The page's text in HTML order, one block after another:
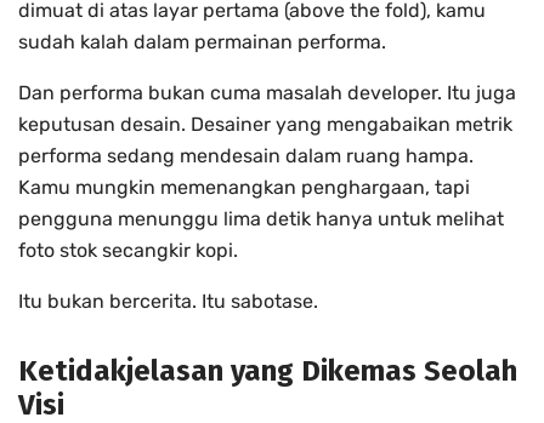
dimuat di atas layar pertama (above the fold), kamu
sudah kalah dalam permainan performa.
Dan performa bukan cuma masalah developer. Itu juga
keputusan desain. Desainer yang mengabaikan metrik
performa sedang mendesain dalam ruang hampa.
Kamu mungkin memenangkan penghargaan, tapi
pengguna menunggu lima detik hanya untuk melihat
foto stok secangkir kopi.
Itu bukan bercerita. Itu sabotase.
Ketidakjelasan yang Dikemas Seolah
Visi